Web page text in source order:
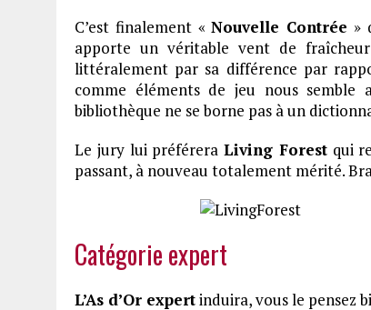
C’est finalement «Nouvelle Contrée »
apporte un véritable vent de
littéralement par sa différence par
comme éléments de jeu nous
bibliothèque ne se borne pas à un
Le jury lui préféreraLiving Forestqui
passant, à nouveau totalement mérité.
Catégorie expert
L’As d’Or expertinduira, vous le pensez